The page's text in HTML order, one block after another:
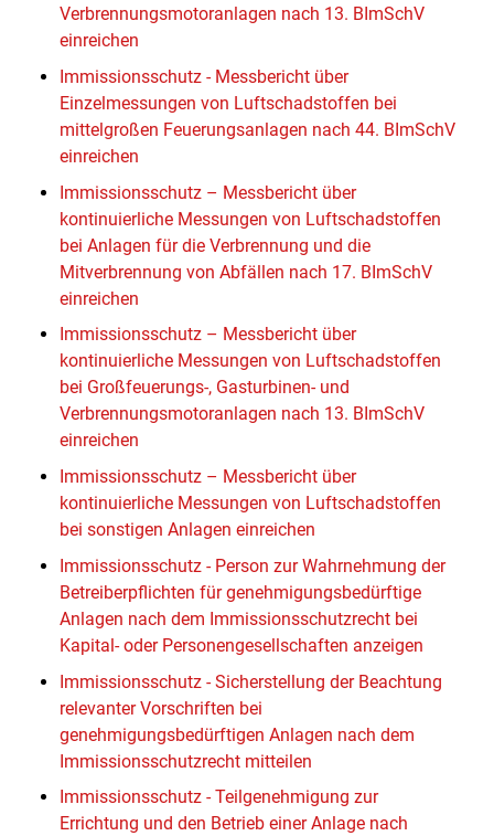
Verbrennungsmotoranlagen nach 13. BImSchV
einreichen
Immissionsschutz - Messbericht über
Einzelmessungen von Luftschadstoffen bei
mittelgroßen Feuerungsanlagen nach 44. BImSchV
einreichen
Immissionsschutz – Messbericht über
kontinuierliche Messungen von Luftschadstoffen
bei Anlagen für die Verbrennung und die
Mitverbrennung von Abfällen nach 17. BImSchV
einreichen
Immissionsschutz – Messbericht über
kontinuierliche Messungen von Luftschadstoffen
bei Großfeuerungs-, Gasturbinen- und
Verbrennungsmotoranlagen nach 13. BImSchV
einreichen
Immissionsschutz – Messbericht über
kontinuierliche Messungen von Luftschadstoffen
bei sonstigen Anlagen einreichen
Immissionsschutz - Person zur Wahrnehmung der
Betreiberpflichten für genehmigungsbedürftige
Anlagen nach dem Immissionsschutzrecht bei
Kapital- oder Personengesellschaften anzeigen
Immissionsschutz - Sicherstellung der Beachtung
relevanter Vorschriften bei
genehmigungsbedürftigen Anlagen nach dem
Immissionsschutzrecht mitteilen
Immissionsschutz - Teilgenehmigung zur
Errichtung und den Betrieb einer Anlage nach